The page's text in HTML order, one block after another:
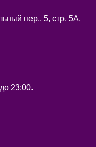
пер., 5, стр. 5А,
23:00.